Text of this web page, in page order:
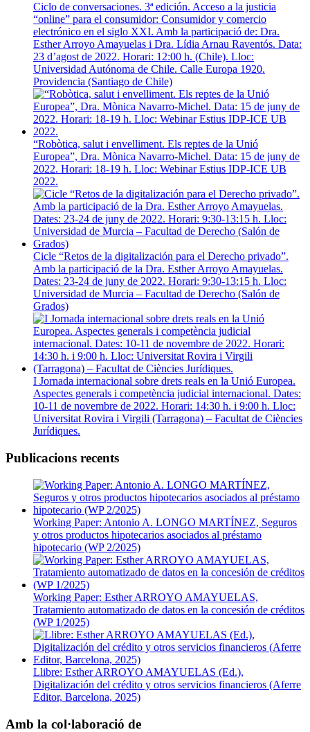
Ciclo de conversaciones. 3ª edición. Acceso a la justicia
“online” para el consumidor: Consumidor y comercio
electrónico en el siglo XXI. Amb la participació de: Dra.
Esther Arroyo Amayuelas i Dra. Lídia Arnau Raventós. Data:
23 d’agost de 2022. Horari: 12:00 h. (Chile). Lloc:
Universidad Autónoma de Chile. Calle Europa 1920.
Providencia (Santiago de Chile)
“Robòtica, salut i envelliment. Els reptes de la Unió
Europea”, Dra. Mònica Navarro-Michel. Data: 15 de juny de
2022. Horari: 18-19 h. Lloc: Webinar Estius IDP-ICE UB
2022.
Cicle “Retos de la digitalización para el Derecho privado”.
Amb la participació de la Dra. Esther Arroyo Amayuelas.
Dates: 23-24 de juny de 2022. Horari: 9:30-13:15 h. Lloc:
Universidad de Murcia – Facultad de Derecho (Salón de
Grados)
I Jornada internacional sobre drets reals en la Unió Europea.
Aspectes generals i competència judicial internacional. Dates:
10-11 de novembre de 2022. Horari: 14:30 h. i 9:00 h. Lloc:
Universitat Rovira i Virgili (Tarragona) – Facultat de Ciències
Jurídiques.
Publicacions recents
Working Paper: Antonio A. LONGO MARTÍNEZ, Seguros
y otros productos hipotecarios asociados al préstamo
hipotecario (WP 2/2025)
Working Paper: Esther ARROYO AMAYUELAS,
Tratamiento automatizado de datos en la concesión de créditos
(WP 1/2025)
Llibre: Esther ARROYO AMAYUELAS (Ed.),
Digitalización del crédito y otros servicios financieros (Aferre
Editor, Barcelona, 2025)
Amb la col·laboració de